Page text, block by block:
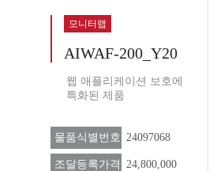
모니터랩
AIWAF-200_Y20
웹 애플리케이션 보호에
특화된 제품
물품식별번호 24097068
조달등록가격
24,800,000